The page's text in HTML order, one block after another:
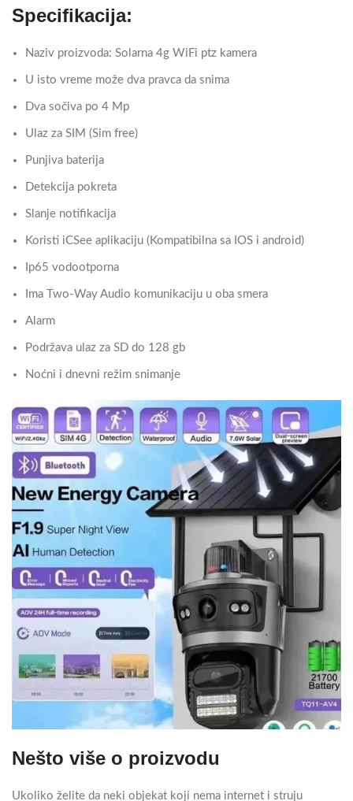
Specifikacija:
Naziv proizvoda: Solarna 4g WiFi ptz kamera
U isto vreme može dva pravca da snima
Dva sočiva po 4 Mp
Ulaz za SIM (Sim free)
Punjiva baterija
Detekcija pokreta
Slanje notifikacija
Koristi iCSee aplikaciju (Kompatibilna sa IOS i android)
Ip65 vodootporna
Ima Two-Way Audio komunikaciju u oba smera
Alarm
Podržava ulaz za SD do 128 gb
Noćni i dnevni režim snimanje
Nešto više o proizvodu
Ukoliko želite da neki objekat koji nema internet i struju